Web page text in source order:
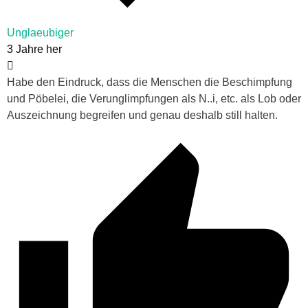
Unglaeubiger
3 Jahre her
Habe den Eindruck, dass die Menschen die Beschimpfung
und Pöbelei, die Verunglimpfungen als N..i, etc. als Lob oder
Auszeichnung begreifen und genau deshalb still halten.